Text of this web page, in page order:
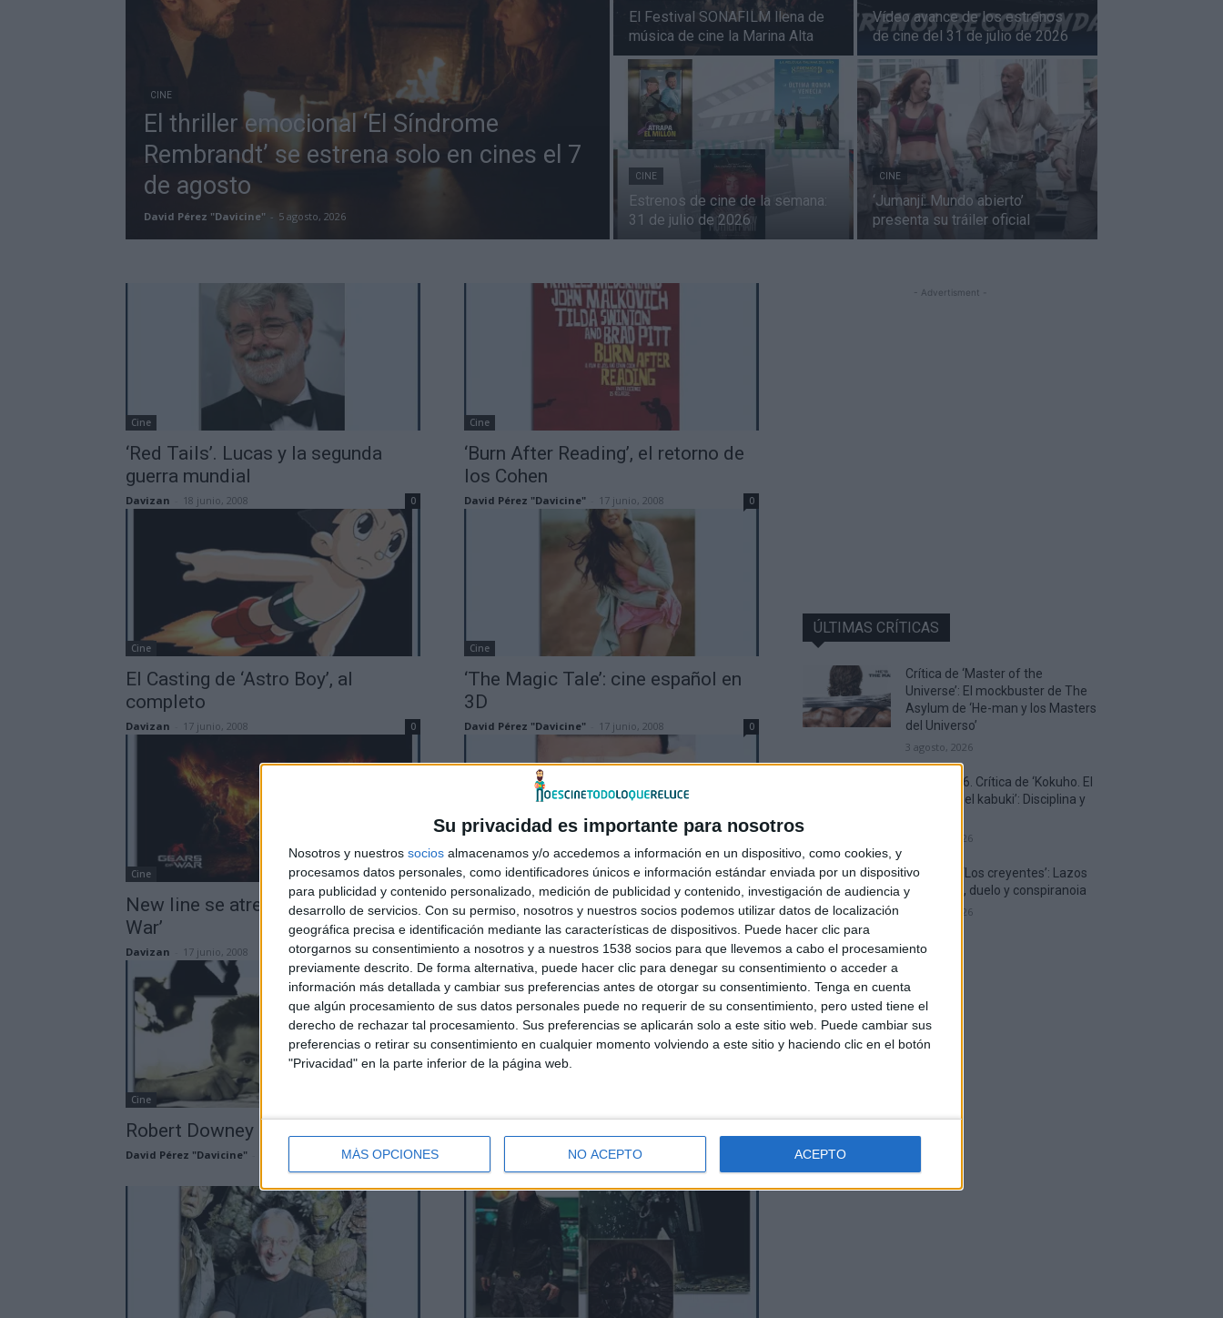
Su privacidad es importante para nosotros
Nosotros y nuestros socios almacenamos y/o accedemos a información en un dispositivo, como cookies, y
procesamos datos personales, como identificadores únicos e información estándar enviada por un dispositivo
para publicidad y contenido personalizado, medición de publicidad y contenido, investigación de audiencia y
desarrollo de servicios. Con su permiso, nosotros y nuestros socios podemos utilizar datos de localización
geográfica precisa e identificación mediante las características de dispositivos. Puede hacer clic para
otorgarnos su consentimiento a nosotros y a nuestros 1538 socios para que llevemos a cabo el procesamiento
previamente descrito. De forma alternativa, puede hacer clic para denegar su consentimiento o acceder a
información más detallada y cambiar sus preferencias antes de otorgar su consentimiento. Tenga en cuenta
que algún procesamiento de sus datos personales puede no requerir de su consentimiento, pero usted tiene el
derecho de rechazar tal procesamiento. Sus preferencias se aplicarán solo a este sitio web. Puede cambiar sus
preferencias o retirar su consentimiento en cualquier momento volviendo a este sitio y haciendo clic en el botón
"Privacidad" en la parte inferior de la página web.
MÁS OPCIONES NO ACEPTO ACEPTO
CINE
El thriller emocional ‘El Síndrome
Rembrandt’ se estrena solo en cines el 7
de agosto
David Pérez "Davicine" - 5 agosto, 2026
El Festival SONAFILM llena de
música de cine la Marina Alta
Vídeo avance de los estrenos
de cine del 31 de julio de 2026
CINE
Estrenos de cine de la semana:
31 de julio de 2026
CINE
‘Jumanji: Mundo abierto’
presenta su tráiler oficial
Cine
‘Red Tails’. Lucas y la segunda
guerra mundial
Davizan 18 junio, 2008 0
Cine
‘Burn After Reading’, el retorno de
los Cohen
David Pérez "Davicine" 17 junio, 2008 0
Cine
El Casting de ‘Astro Boy’, al
completo
Davizan 17 junio, 2008 0
Cine
‘The Magic Tale’: cine español en
3D
David Pérez "Davicine" 17 junio, 2008 0
Cine
New line se atreve con ‘Gears of
War’
Davizan 17 junio, 2008 0
Cine
Kim Ki-Duk y su ‘Aliento’
David Pérez "Davicine" - 17 junio, 2008 0
Cine
Robert Downey Jr. y sus proyectos
David Pérez "Davicine" 0
Póster de ‘Vicky Cristina
David Pérez "Davicine" - 17 junio, 2008
- Advertisment -
ÚLTIMAS CRÍTICAS
Crítica de ‘Master of the
Universe’: El mockbuster de The
Asylum de ‘He-man y los Masters
del Universo’
3 agosto, 2026
AMFF 2026. Crítica de ‘Kokuho. El
maestro del kabuki’: Disciplina y
2 agosto, 2026
Crítica de ‘Los creyentes’: Lazos
familiares, duelo y conspiranoia
1 agosto, 2026